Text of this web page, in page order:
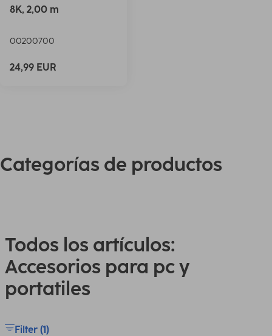
8K, 2,00 m
00200700
24,99 EUR
Categorías de productos
Todos los artículos:
Accesorios para pc y
portatiles
Filter (1)